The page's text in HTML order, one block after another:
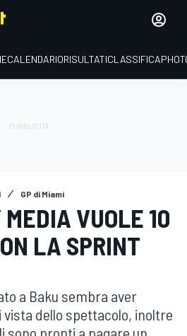
CALENDARIORISULTATICLASSIFICA
GP di Miami
VUOLE 10
LA SPRINT
a Baku sembra aver
dello spettacolo, inoltre